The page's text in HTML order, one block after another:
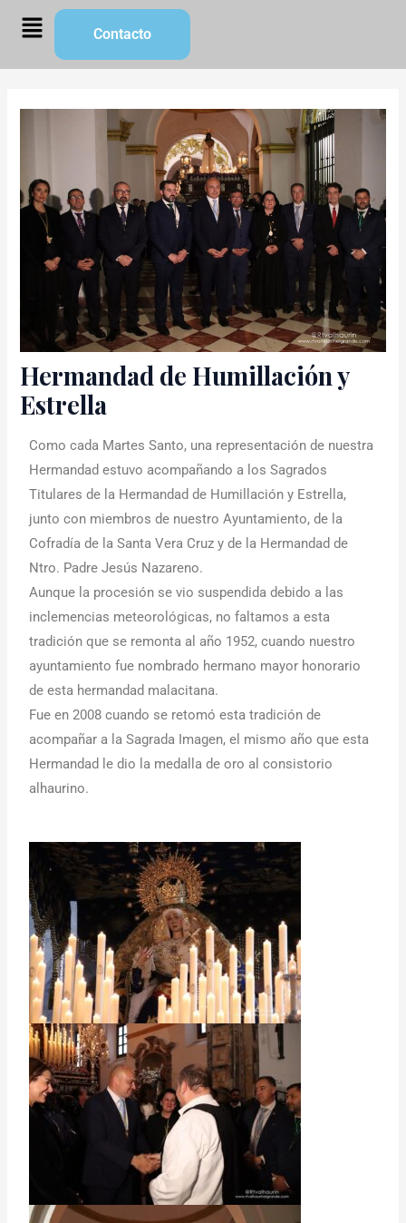
Menú
Contacto
Hermandad de Humillación y
Estrella
Como cada Martes Santo, una representación de nuestra
Hermandad estuvo acompañando a los Sagrados
Titulares de la Hermandad de Humillación y Estrella,
junto con miembros de nuestro Ayuntamiento, de la
Cofradía de la Santa Vera Cruz y de la Hermandad de
Ntro. Padre Jesús Nazareno.
Aunque la procesión se vio suspendida debido a las
inclemencias meteorológicas, no faltamos a esta
tradición que se remonta al año 1952, cuando nuestro
ayuntamiento fue nombrado hermano mayor honorario
de esta hermandad malacitana.
Fue en 2008 cuando se retomó esta tradición de
acompañar a la Sagrada Imagen, el mismo año que esta
Hermandad le dio la medalla de oro al consistorio
alhaurino.
Navegación